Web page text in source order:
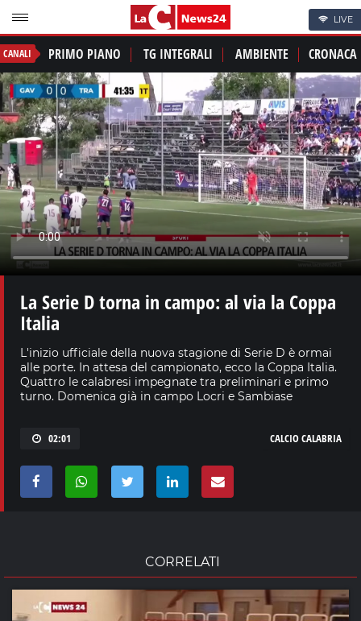
LIVE
CANALI PRIMO PIANO TG INTEGRALI AMBIENTE CRONACA
La Serie D torna in campo: al via la Coppa
Italia
L'inizio ufficiale della nuova stagione di Serie D è ormai
alle porte. In attesa del campionato, ecco la Coppa Italia.
Quattro le calabresi impegnate tra preliminari e primo
turno. Domenica già in campo Locri e Sambiase
02:01 CALCIO CALABRIA
CORRELATI